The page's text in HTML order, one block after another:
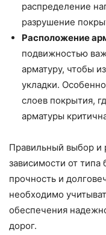
распределение
разрушение
Расположение
подвижностью
арматуру, чтобы
укладки.
слоев покрытия,
арматуры
Правильный выбор и
зависимости от типа
прочность и
необходимо
обеспечения
дорог.